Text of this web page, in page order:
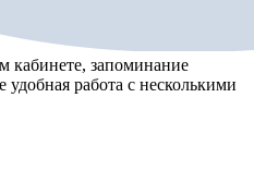
кабинете, запоминание
удобная работа с несколькими